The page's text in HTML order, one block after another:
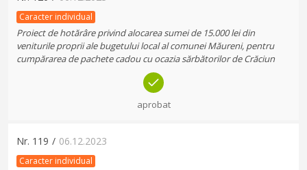
Caracter individual
Proiect de hotărâre privind alocarea sumei de 15.000 lei din
veniturile proprii ale bugetului local al comunei Măureni, pentru
cumpărarea de pachete cadou cu ocazia sărbătorilor de Crăciun
aprobat
Nr. 119 / 06.12.2023
Caracter individual